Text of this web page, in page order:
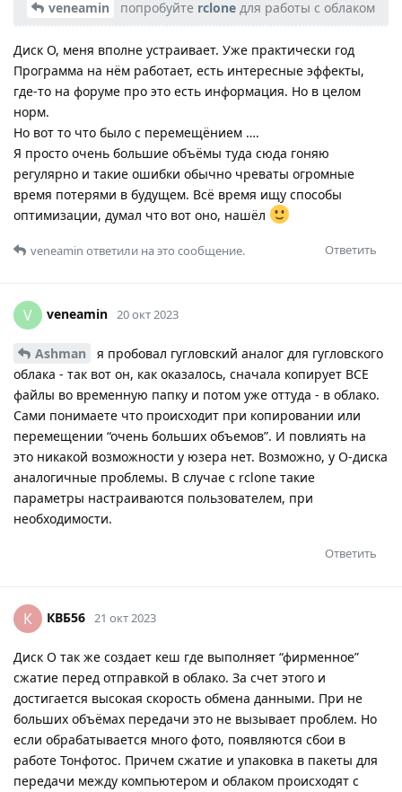
veneamin попробуйте rclone для работы с облаком
Диск О, меня вполне устраивает. Уже практически год
Программа на нём работает, есть интересные эффекты,
где-то на форуме про это есть информация. Но в целом
норм.
Но вот то что было с перемещёнием ….
Я просто очень большие объёмы туда сюда гоняю
регулярно и такие ошибки обычно чреваты огромные
время потерями в будущем. Всё время ищу способы
оптимизации, думал что вот оно, нашёл
Ответить
veneamin ответили на это сообщение.
V veneamin 20 окт 2023
Ashman
я пробовал гугловский аналог для гугловского
облака - так вот он, как оказалось, сначала копирует ВСЕ
файлы во временную папку и потом уже оттуда - в облако.
Сами понимаете что происходит при копировании или
перемещении “очень больших объемов”. И повлиять на
это никакой возможности у юзера нет. Возможно, у О-диска
аналогичные проблемы. В случае с rclone такие
параметры настраиваются пользователем, при
необходимости.
Ответить
К КВБ56 21 окт 2023
Диск О так же создает кеш где выполняет “фирменное”
сжатие перед отправкой в облако. За счет этого и
достигается высокая скорость обмена данными. При не
больших объёмах передачи это не вызывает проблем. Но
если обрабатывается много фото, появляются сбои в
работе Тонфотос. Причем сжатие и упаковка в пакеты для
передачи между компьютером и облаком происходят с